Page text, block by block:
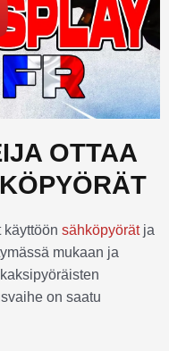
OTTAA
käyttöön sähköpyörätja
mukaan ja
on saatu